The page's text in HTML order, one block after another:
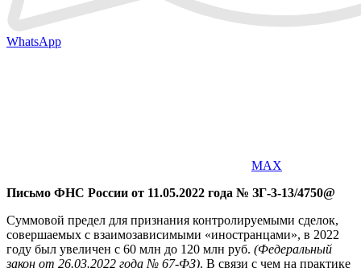
WhatsApp
MAX
Письмо ФНС России от 11.05.2022 года № ЗГ-3-13/4750@
Суммовой предел для признания контролируемыми сделок,
совершаемых с взаимозависимыми «иностранцами», в 2022
году был увеличен с 60 млн до 120 млн руб. (Федеральный
закон от 26.03.2022 года № 67-ФЗ). В связи с чем на практике